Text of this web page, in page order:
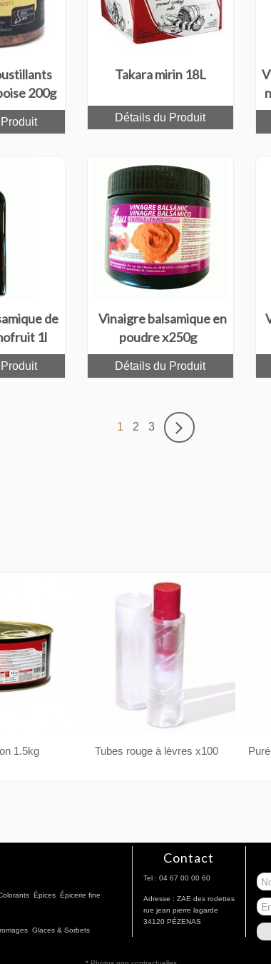
200g
Takara mirin 18L
Détails du Produit
de
1l
Vinaigre balsamique en
poudre x250g
Détails du Produit
1 2 3
1.5kg Tubes rouge à lèvres x100
Épices Épicerie fine
Glaces & Sorbets
Contact
Tel : 04 67 00 00 60
Adresse : ZAE des rodettes
rue jean pierre lagarde
34120 PÉZENAS